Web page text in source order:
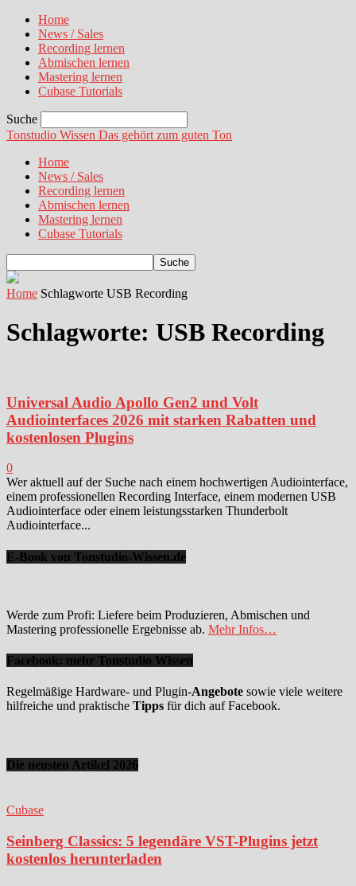
Home
News / Sales
Recording lernen
Abmischen lernen
Mastering lernen
Cubase Tutorials
Suche
Tonstudio Wissen Das gehört zum guten Ton
Home
News / Sales
Recording lernen
Abmischen lernen
Mastering lernen
Cubase Tutorials
Home Schlagworte USB Recording
Schlagworte: USB Recording
Universal Audio Apollo Gen2 und Volt
Audiointerfaces 2026 mit starken Rabatten und
kostenlosen Plugins
0
Wer aktuell auf der Suche nach einem hochwertigen Audiointerface,
einem professionellen Recording Interface, einem modernen USB
Audiointerface oder einem leistungsstarken Thunderbolt
Audiointerface...
E-Book von Tonstudio-Wissen.de
Werde zum Profi: Liefere beim Produzieren, Abmischen und
Mastering professionelle Ergebnisse ab. Mehr Infos…
Facebook: mehr Tonstudio Wissen
Regelmäßige Hardware- und Plugin-Angebote sowie viele weitere
hilfreiche und praktische Tipps für dich auf Facebook.
Die neusten Artikel 2026
Cubase
Seinberg Classics: 5 legendäre VST-Plugins jetzt
kostenlos herunterladen